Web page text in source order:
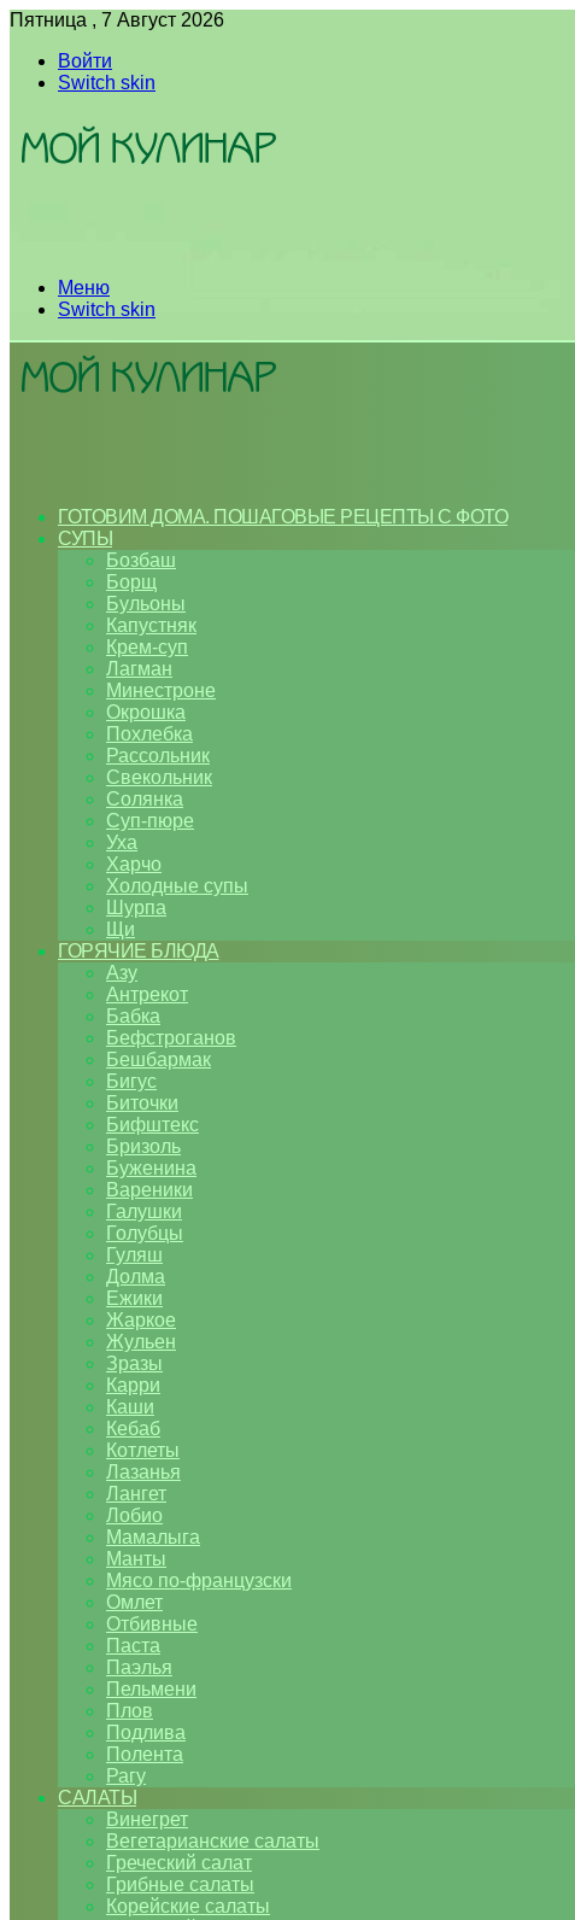
Пятница , 7 Август 2026
Войти
Switch skin
Меню
Switch skin
ГОТОВИМ ДОМА. ПОШАГОВЫЕ РЕЦЕПТЫ С ФОТО
СУПЫ
Бозбаш
Борщ
Бульоны
Капустняк
Крем-суп
Лагман
Минестроне
Окрошка
Похлебка
Рассольник
Свекольник
Солянка
Суп-пюре
Уха
Харчо
Холодные супы
Шурпа
Щи
ГОРЯЧИЕ БЛЮДА
Азу
Антрекот
Бабка
Бефстроганов
Бешбармак
Бигус
Биточки
Бифштекс
Бризоль
Буженина
Вареники
Галушки
Голубцы
Гуляш
Долма
Ежики
Жаркое
Жульен
Зразы
Карри
Каши
Кебаб
Котлеты
Лазанья
Лангет
Лобио
Мамалыга
Манты
Мясо по-французски
Омлет
Отбивные
Паста
Паэлья
Пельмени
Плов
Подлива
Полента
Рагу
САЛАТЫ
Винегрет
Вегетарианские салаты
Греческий салат
Грибные салаты
Корейские салаты